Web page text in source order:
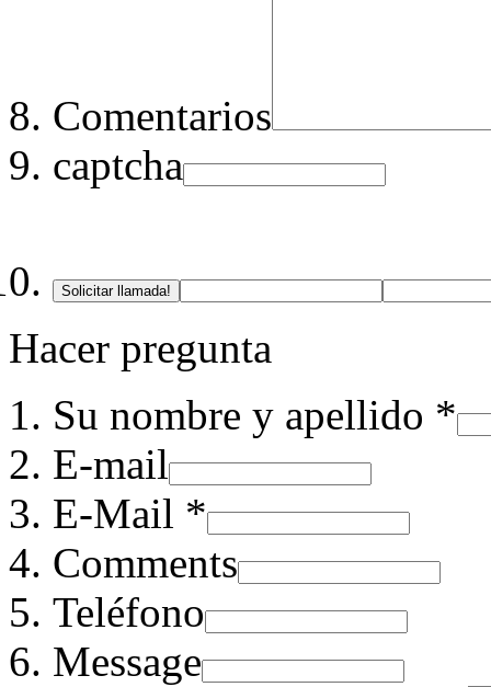
Comentarios
captcha
Solicitar llamada!
Hacer pregunta
Su nombre y apellido *
E-mail
E-Mail *
Comments
Teléfono
Message